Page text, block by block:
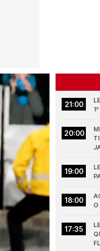
21:00
20:00
19:00
18:00
O
17:35